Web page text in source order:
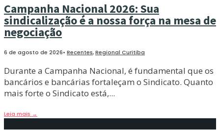
Campanha Nacional 2026: Sua
sindicalização é a nossa força na mesa de
negociação
6 de agosto de 2026• Recentes,Regional Curitiba
Durante a Campanha Nacional, é fundamental que os
bancários e bancárias fortaleçam o Sindicato. Quanto
mais forte o Sindicato está,...
Leia mais →